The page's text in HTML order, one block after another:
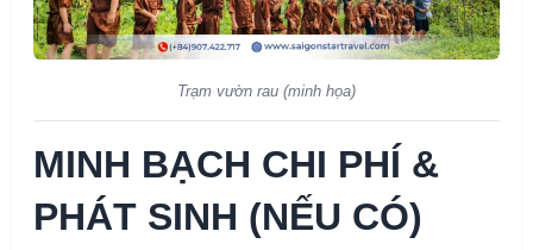
Trạm vườn rau (minh họa)
MINH BẠCH CHI PHÍ &
PHÁT SINH (NẾU CÓ)